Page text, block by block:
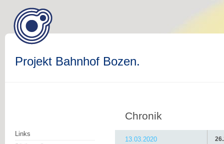
Projekt Bahnhof Bozen.
Links
Chronik
13.03.2020